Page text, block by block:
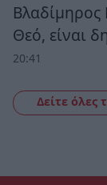
Βλαδίμηρος
Θεό, είναι
20:41
Δείτε όλες